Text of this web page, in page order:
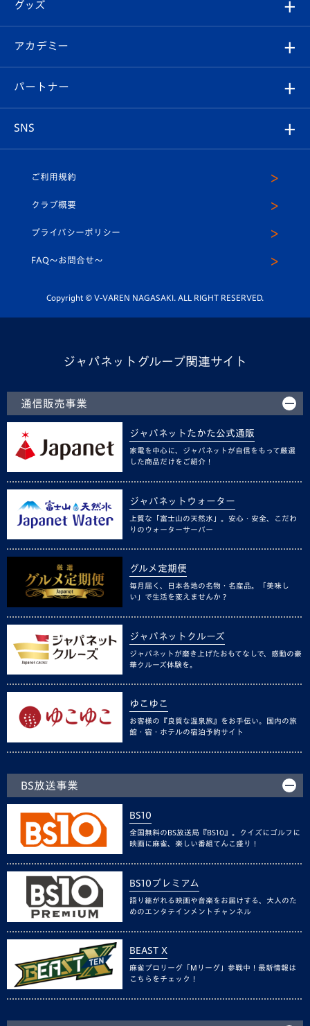
チケット
イベント
メディア
ホームタウン
スタッフプロフィール
マスコット紹介
平和祈念活動
ホームタウン活動
Revive Team
ヴィヴィくんの長崎おもてなしガイド
フォトギャラリー
スタジアムグルメ
V-LOVERS（ファンクラブ）
プレイヤーズスイート
グッズ
オンラインショップ
店舗情報
アカデミー
育成からのお知らせ
U-18
スクール
パートナー
SNS
ヴィヴィくんインスタグラム
公式LINE＠
ご利用規約
クラブ概要
プライバシーポリシー
FAQ〜お問合せ〜
Copyright © V-VAREN NAGASAKI. ALL RIGHT RESERVED.
ジャパネットグループ関連サイト
通信販売事業
ジャパネットたかた公式通販
家電を中心に、ジャパネットが自信をもって厳選
した商品だけをご紹介！
ジャパネットウォーター
上質な「富士山の天然水」。安心・安全、こだわ
りのウォーターサーバー
グルメ定期便
毎月届く、日本各地の名物・名産品。「美味し
い」で生活を変えませんか？
ジャパネットクルーズ
ジャパネットが磨き上げたおもてなしで、感動の豪
華クルーズ体験を。
ゆこゆこ
お客様の『良質な温泉旅』をお手伝い。国内の旅
館・宿・ホテルの宿泊予約サイト
BS放送事業
BS10
全国無料のBS放送局『BS10』。クイズにゴルフに
映画に麻雀、楽しい番組てんこ盛り！
BS10プレミアム
語り継がれる映画や音楽をお届けする、大人のた
めのエンタテインメントチャンネル
BEAST X
麻雀プロリーグ「Mリーグ」参戦中！最新情報は
こちらをチェック！